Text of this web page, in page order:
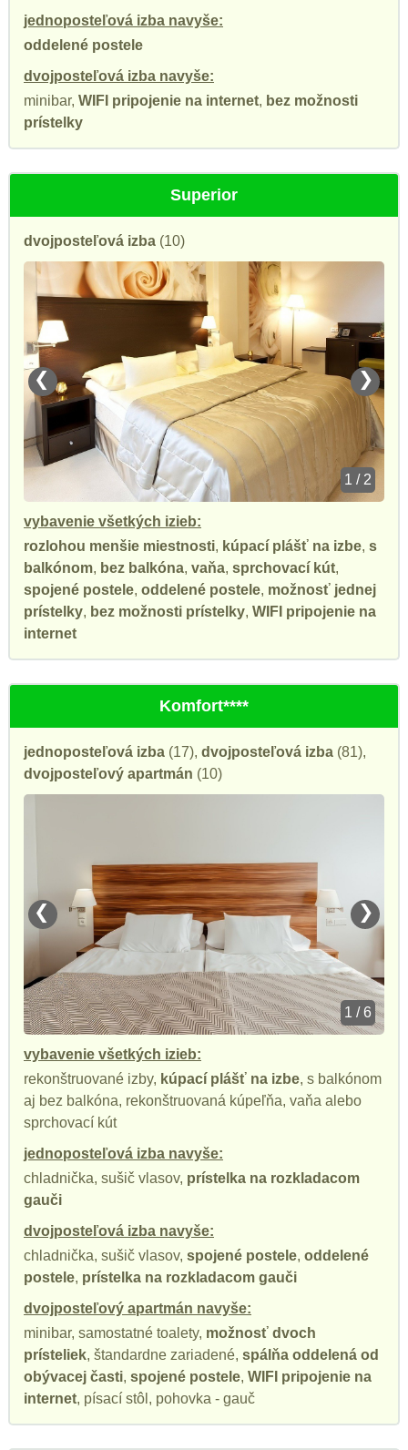
jednoposteľová izba navyše:
oddelené postele
dvojposteľová izba navyše:
minibar, WIFI pripojenie na internet, bez možnosti
prístelky
Superior
dvojposteľová izba (10)
❮ ❯
1 / 2
vybavenie všetkých izieb:
rozlohou menšie miestnosti, kúpací plášť na izbe, s
balkónom, bez balkóna, vaňa, sprchovací kút,
spojené postele, oddelené postele, možnosť jednej
prístelky, bez možnosti prístelky, WIFI pripojenie na
internet
Komfort****
jednoposteľová izba (17), dvojposteľová izba (81),
dvojposteľový apartmán (10)
❮ ❯
1 / 6
vybavenie všetkých izieb:
rekonštruované izby, kúpací plášť na izbe, s balkónom
aj bez balkóna, rekonštruovaná kúpeľňa, vaňa alebo
sprchovací kút
jednoposteľová izba navyše:
chladnička, sušič vlasov, prístelka na rozkladacom
gauči
dvojposteľová izba navyše:
chladnička, sušič vlasov, spojené postele, oddelené
postele, prístelka na rozkladacom gauči
dvojposteľový apartmán navyše:
minibar, samostatné toalety, možnosť dvoch
prísteliek, štandardne zariadené, spálňa oddelená od
obývacej časti, spojené postele, WIFI pripojenie na
internet, písací stôl, pohovka - gauč